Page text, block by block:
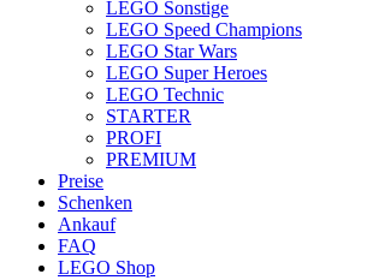
LEGO Sonstige
LEGO Speed Champions
LEGO Star Wars
LEGO Super Heroes
LEGO Technic
STARTER
PROFI
PREMIUM
Preise
Schenken
Ankauf
FAQ
LEGO Shop